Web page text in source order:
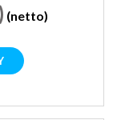
(netto)